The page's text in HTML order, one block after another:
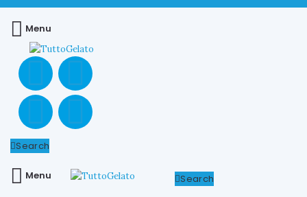
Menu
Search
Menu Search